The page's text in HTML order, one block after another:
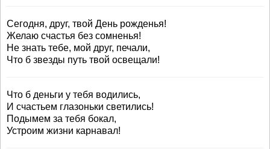
Сегодня, друг, твой День рожденья!
Желаю счастья без сомненья!
Не знать тебе, мой друг, печали,
Что б звезды путь твой освещали!
Что б деньги у тебя водились,
И счастьем глазоньки светились!
Подымем за тебя бокал,
Устроим жизни карнавал!